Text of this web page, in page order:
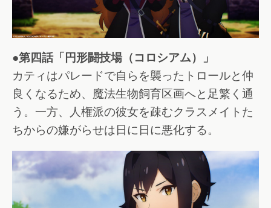
●第四話「円形闘技場（コロシアム）」
カティはパレードで自らを襲ったトロールと仲
良くなるため、魔法生物飼育区画へと足繁く通
う。一方、人権派の彼女を疎むクラスメイトた
ちからの嫌がらせは日に日に悪化する。